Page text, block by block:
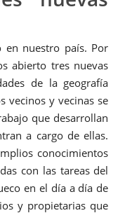
en nuestro país. Por
abierto tres nuevas
de la geografía
vecinos y vecinas se
que desarrollan
a cargo de ellas.
conocimientos
con las tareas del
en el día a día de
y propietarias que